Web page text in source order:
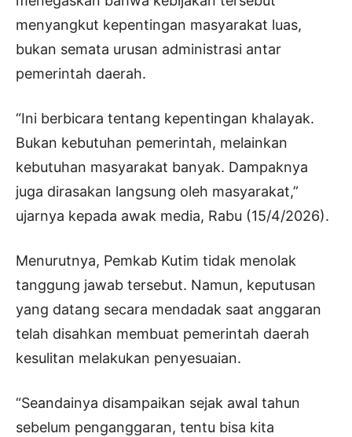
menyangkut kepentingan masyarakat luas,
bukan semata urusan administrasi antar
pemerintah daerah.
“Ini berbicara tentang kepentingan khalayak.
Bukan kebutuhan pemerintah, melainkan
kebutuhan masyarakat banyak. Dampaknya
juga dirasakan langsung oleh masyarakat,”
ujarnya kepada awak media, Rabu (15/4/2026).
Menurutnya, Pemkab Kutim tidak menolak
tanggung jawab tersebut. Namun, keputusan
yang datang secara mendadak saat anggaran
telah disahkan membuat pemerintah daerah
kesulitan melakukan penyesuaian.
“Seandainya disampaikan sejak awal tahun
sebelum penganggaran, tentu bisa kita